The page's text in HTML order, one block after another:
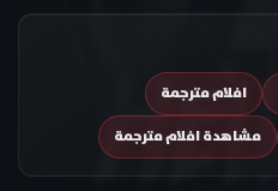
افلام مترجمة
مشاهدة افلام مترجمة